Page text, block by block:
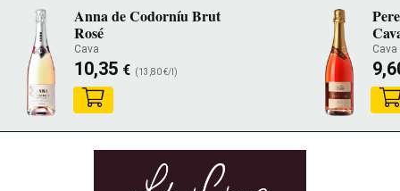
Anna de Codorníu Brut
Rosé
Cava
10,35 € (13,80 €/l)
Cava